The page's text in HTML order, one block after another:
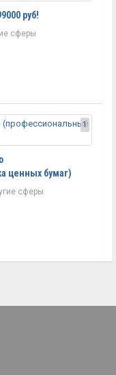
руб!
сферы
1
ценных бумаг)
сферы